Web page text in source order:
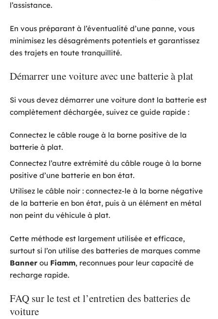
l’assistance.
En vous préparant à l’éventualité d’une panne, vous
minimisez les désagréments potentiels et garantissez
des trajets en toute tranquillité.
Démarrer une voiture avec une batterie à plat
Si vous devez démarrer une voiture dont la batterie est
complètement déchargée, suivez ce guide rapide :
Connectez le câble rouge à la borne positive de la
batterie à plat.
Connectez l’autre extrémité du câble rouge à la borne
positive d’une batterie en bon état.
Utilisez le câble noir : connectez-le à la borne négative
de la batterie en bon état, puis à un élément en métal
non peint du véhicule à plat.
Cette méthode est largement utilisée et efficace,
surtout si l’on utilise des batteries de marques comme
Banner ou Fiamm, reconnues pour leur capacité de
recharge rapide.
FAQ sur le test et l’entretien des batteries de
voiture